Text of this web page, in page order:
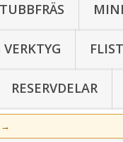
RESERVDELAR
→